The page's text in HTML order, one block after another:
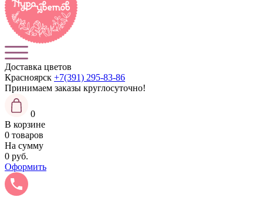
Доставка цветов
Красноярск +7(391) 295-83-86
Принимаем заказы круглосуточно!
0
В корзине
0 товаров
На сумму
0 руб.
Оформить